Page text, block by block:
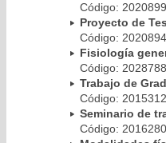
Código:
Proyecto de
Código:
Fisiología
Código:
Trabajo de
Código:
Seminario de
Código: